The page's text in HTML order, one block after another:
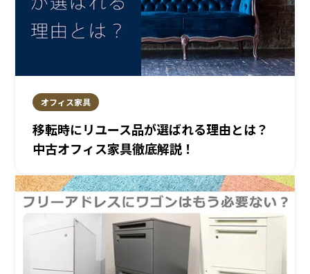
オフィス家具
移転時にリユース品が選ばれる理由とは？
中古オフィス家具徹底解説！